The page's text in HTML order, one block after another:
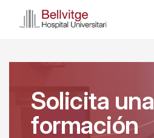
Solicita una
formación